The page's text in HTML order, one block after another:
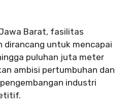
Barat, fasilitas
dirancang untuk mencapai
puluhan juta meter
ambisi pertumbuhan dan
industri